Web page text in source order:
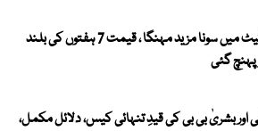
عالمی مارکیٹ میں سونا مزید مہنگا ، قیمت 7 ہفتوں کی بلند
پہنچ گئی
اور بشریٰ بی بی کی قیدِ تنہائی کیس، دلائل مکمل،